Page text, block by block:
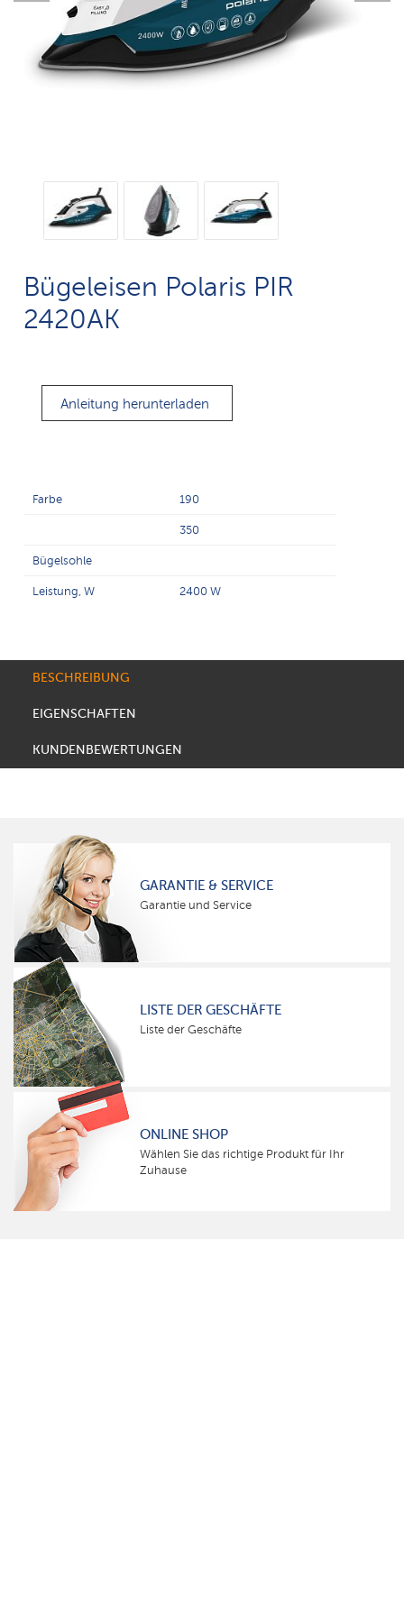
Bügeleisen Polaris PIR
2420AK
Anleitung herunterladen
Farbe 190
350
Bügelsohle
Leistung, W 2400 W
BESCHREIBUNG
EIGENSCHAFTEN
KUNDENBEWERTUNGEN
GARANTIE & SERVICE
Garantie und Service
LISTE DER GESCHÄFTE
Liste der Geschäfte
ONLINE SHOP
Wählen Sie das richtige Produkt für Ihr
Zuhause